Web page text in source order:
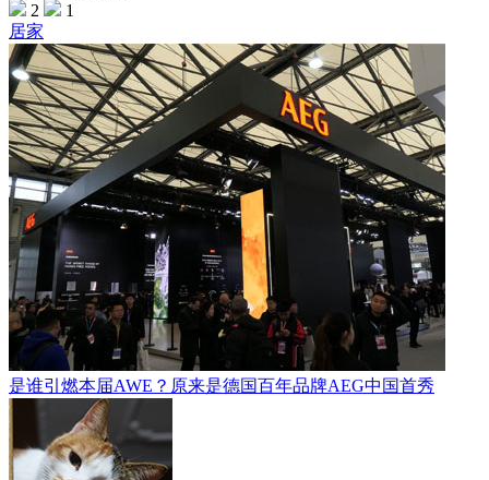
2
1
居家
是谁引燃本届AWE？原来是德国百年品牌AEG中国首秀